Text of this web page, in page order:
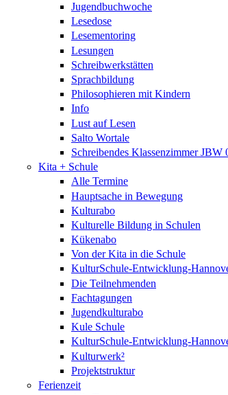
Jugendbuchwoche
Lesedose
Lesementoring
Lesungen
Schreibwerkstätten
Sprachbildung
Philosophieren mit Kindern
Info
Lust auf Lesen
Salto Wortale
Schreibendes Klassenzimmer JBW
Kita + Schule
Alle Termine
Hauptsache in Bewegung
Kulturabo
Kulturelle Bildung in Schulen
Kükenabo
Von der Kita in die Schule
KulturSchule-Entwicklung-
Die Teilnehmenden
Fachtagungen
Jugendkulturabo
Kule Schule
KulturSchule-Entwicklung-
Kulturwerk²
Projektstruktur
Ferienzeit